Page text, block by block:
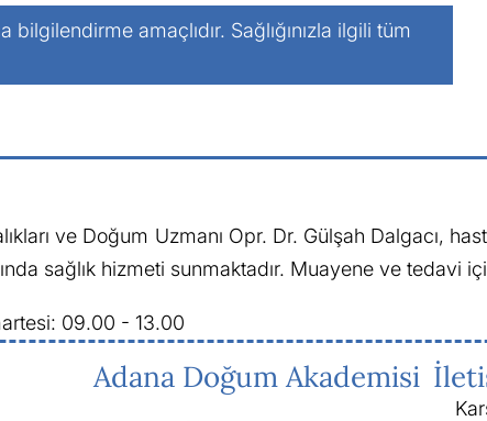
amaçlıdır. Sağlığınızla ilgili tüm
ve Doğum Uzmanı Opr. Dr. Gülşah Dalgacı,
sağlık hizmeti sunmaktadır. Muayene ve tedavi
09.00 - 13.00
Adana Doğum Akademisi